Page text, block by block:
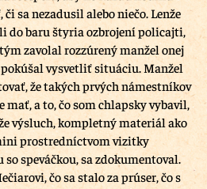
sa nezadusil alebo niečo. Lenže
do baru štyria ozbrojení policajti,
zavolal rozzúrený manžel onej
pokúšal vysvetliť situáciu. Manžel
že takých prvých námestníkov
mať, a to, čo som chlapsky vybavil,
výsluch, kompletný materiál ako
prostredníctvom vizitky
speváčkou, sa zdokumentoval.
čo sa stalo za prúser, čo s